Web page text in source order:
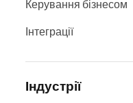
Керування бізнесом
Інтеграції
Індустрії